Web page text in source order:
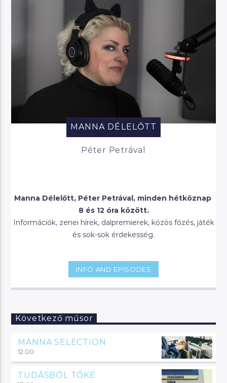
MANNA DÉLELŐTT
Péter Petrával
Manna Délelőtt, Péter Petrával, minden hétköznap
8 és 12 óra között.
Információk, zenei hírek, dalpremierek, közös főzés, játék
és sok-sok érdekesség.
INFO AND EPISODES
Következő műsor
MANNA SELECTION
12:00
TUDÁSBÓL TŐKE